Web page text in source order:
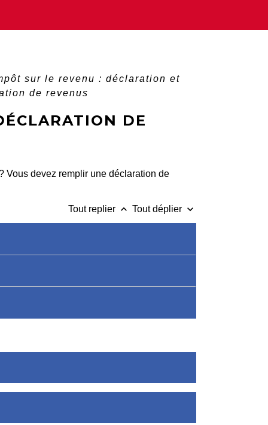
sur le revenu : déclaration et
de revenus
DE
Vous devez remplir une déclaration de
Tout replier keyboard_arrow_up Tout déplier keyboard_arrow_down